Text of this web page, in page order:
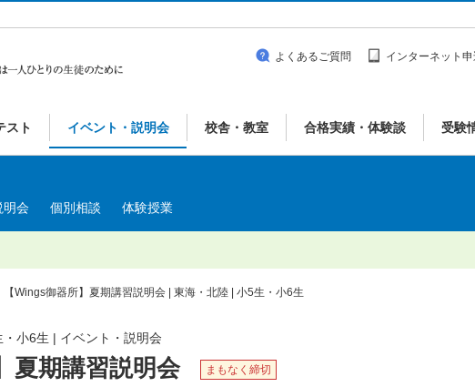
スト イベント・説明会 校舎・教室 合格実績・体験談 受験
よくあるご質問 インターネット申
明会 個別相談 体験授業
【Wings御器所】夏期講習説明会 | 東海・北陸 | 小5生・小6生
夏期講習説明会 まもなく締切
小6生 | イベント・説明会